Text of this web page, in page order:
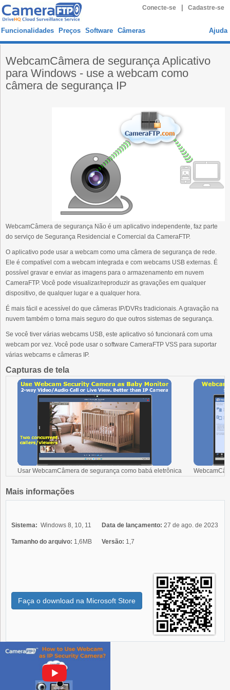
Conecte-se Cadastre-se
Funcionalidades Preços Software Câmeras Ajuda
WebcamCâmera de segurança Aplicativo
para Windows - use a webcam como
câmera de segurança IP
WebcamCâmera de segurança Não é um aplicativo independente, faz parte
do serviço de Segurança Residencial e Comercial da CameraFTP.
O aplicativo pode usar a webcam como uma câmera de segurança de rede.
Ele é compatível com a webcam integrada e com webcams USB externas. É
possível gravar e enviar as imagens para o armazenamento em nuvem
CameraFTP. Você pode visualizar/reproduzir as gravações em qualquer
dispositivo, de qualquer lugar e a qualquer hora.
É mais fácil e acessível do que câmeras IP/DVRs tradicionais. A gravação na
nuvem também o torna mais seguro do que outros sistemas de segurança.
Se você tiver várias webcams USB, este aplicativo só funcionará com uma
webcam por vez. Você pode usar o software CameraFTP VSS para suportar
várias webcams e câmeras IP.
Capturas de tela
Usar WebcamCâmera de segurança como babá eletrônica
Mais informações
Sistema: Windows 8, 10, 11
Tamanho do arquivo: 1,6MB
Data de lançamento: 27 de ago. de 2023
Versão: 1,7
Faça o download na Microsoft Store